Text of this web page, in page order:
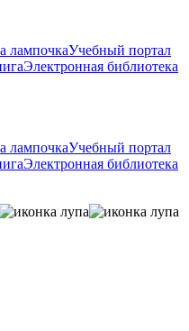
Учебный портал
Электронная библиотека
Учебный портал
Электронная библиотека